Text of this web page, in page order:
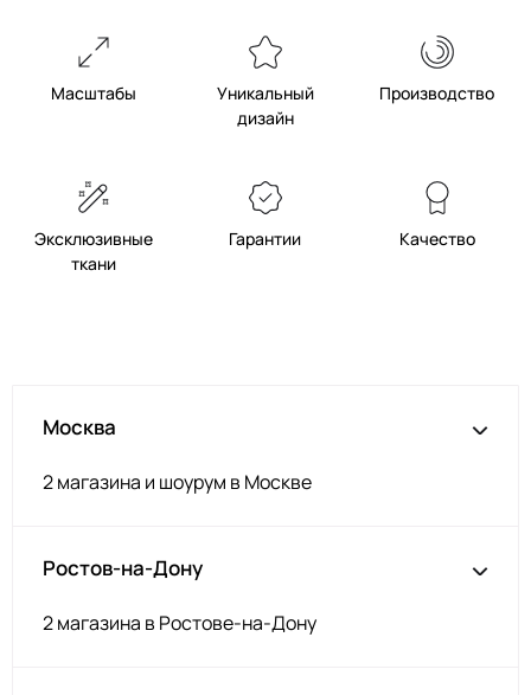
Масштабы
Уникальный
дизайн
Производство
Эксклюзивные
ткани
Гарантии Качество
Москва
2 магазина и шоурум в Москве
Ростов-на-Дону
2 магазина в Ростове-на-Дону